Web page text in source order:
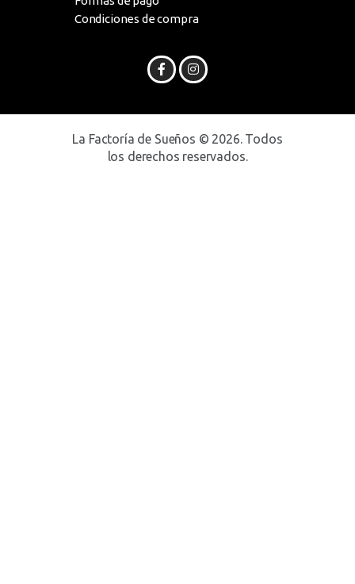
Condiciones de compra
La Factoría de Sueños © 2026. Todos
los derechos reservados.